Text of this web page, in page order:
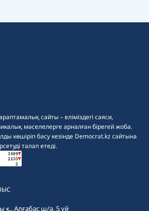
сайты – еліміздегі саяси,
мәселелерге арналған бірегей жоба.
көшіріп басу кезінде Democrat.kz сайтына
талап етеді.
қ., Алғабас ш/а, 5 үй